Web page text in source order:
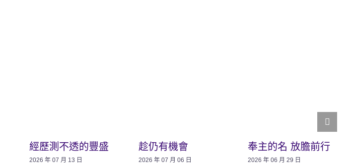
經歷測不透的豐盛
2026 年 07 月 13 日
趁仍有機會
2026 年 07 月 06 日
奉主的名 放膽前行
2026 年 06 月 29 日